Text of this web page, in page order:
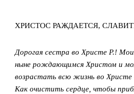
ХРИСТОС РАЖДАЕТСЯ,
Дорогая сестра во Христе Р.!
ныне рождающимся Христом и
возрастать всю жизнь во Христе
Как очистить сердце, чтобы